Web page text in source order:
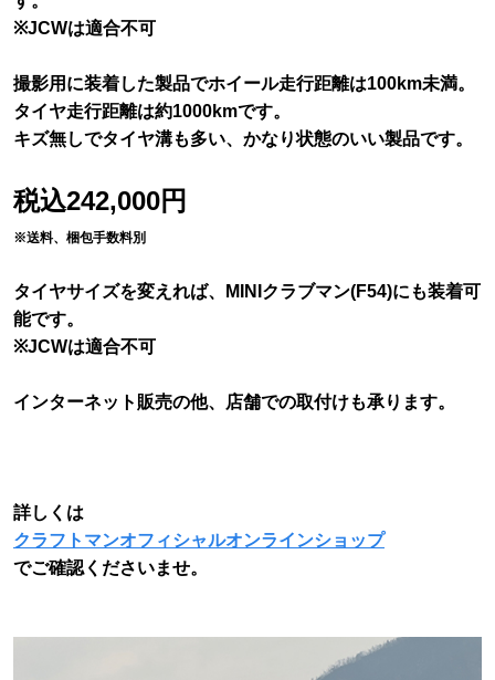
※JCWは適合不可
撮影用に装着した製品でホイール走行距離は100km未満。
タイヤ走行距離は約1000kmです。
キズ無しでタイヤ溝も多い、かなり状態のいい製品です。
税込242,000円
※送料、梱包手数料別
タイヤサイズを変えれば、MINIクラブマン(F54)にも装着可
能です。
※JCWは適合不可
インターネット販売の他、店舗での取付けも承ります。
詳しくは
クラフトマンオフィシャルオンラインショップ
でご確認くださいませ。